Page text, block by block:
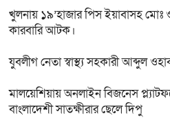
খুলনায় ১৯’হাজার পিস ইয়াবাসহ
কারবারি আটক।
যুবলীগ নেতা স্বাস্থ্য সহকারী আব্দুল
মালয়েশিয়ায় অনলাইন বিজনেস
বাংলাদেশী সাতক্ষীরার ছেলে দিপু